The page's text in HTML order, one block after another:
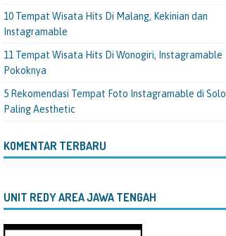
10 Tempat Wisata Hits Di Malang, Kekinian dan
Instagramable
11 Tempat Wisata Hits Di Wonogiri, Instagramable
Pokoknya
5 Rekomendasi Tempat Foto Instagramable di Solo
Paling Aesthetic
KOMENTAR TERBARU
UNIT REDY AREA JAWA TENGAH